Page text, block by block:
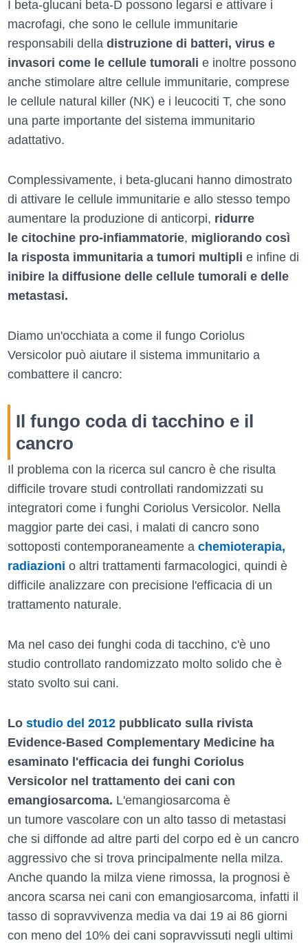
I beta-glucani beta-D possono legarsi e attivare i
macrofagi, che sono le cellule immunitarie
responsabili della distruzione di batteri, virus e
invasori come le cellule tumorali e inoltre possono
anche stimolare altre cellule immunitarie, comprese
le cellule natural killer (NK) e i leucociti T, che sono
una parte importante del sistema immunitario
adattativo.
Complessivamente, i beta-glucani hanno dimostrato
di attivare le cellule immunitarie e allo stesso tempo
aumentare la produzione di anticorpi, ridurre
le citochine pro-infiammatorie, migliorando così
la risposta immunitaria a tumori multipli e infine di
inibire la diffusione delle cellule tumorali e delle
metastasi.
Diamo un'occhiata a come il fungo Coriolus
Versicolor può aiutare il sistema immunitario a
combattere il cancro:
Il fungo coda di tacchino e il
cancro
Il problema con la ricerca sul cancro è che risulta
difficile trovare studi controllati randomizzati su
integratori come i funghi Coriolus Versicolor. Nella
maggior parte dei casi, i malati di cancro sono
sottoposti contemporaneamente a chemioterapia,
radiazioni o altri trattamenti farmacologici, quindi è
difficile analizzare con precisione l'efficacia di un
trattamento naturale.
Ma nel caso dei funghi coda di tacchino, c'è uno
studio controllato randomizzato molto solido che è
stato svolto sui cani.
Lo studio del 2012 pubblicato sulla rivista
Evidence-Based Complementary Medicine ha
esaminato l'efficacia dei funghi Coriolus
Versicolor nel trattamento dei cani con
emangiosarcoma. L'emangiosarcoma è
un tumore vascolare con un alto tasso di metastasi
che si diffonde ad altre parti del corpo ed è un cancro
aggressivo che si trova principalmente nella milza.
Anche quando la milza viene rimossa, la prognosi è
ancora scarsa nei cani con emangiosarcoma, infatti il
tasso di sopravvivenza media va dai 19 ai 86 giorni
con meno del 10% dei cani sopravvissuti negli ultimi